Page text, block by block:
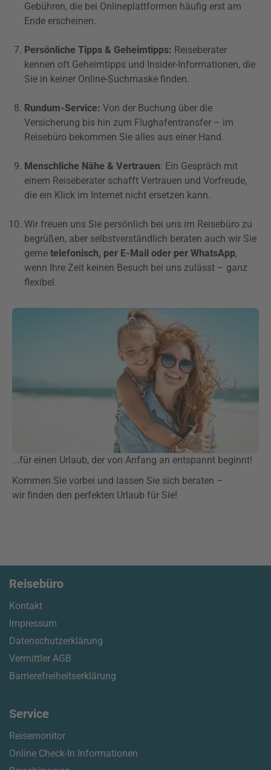
Gebühren, die bei Onlineplattformen häufig erst am
Ende erscheinen.
Persönliche Tipps & Geheimtipps: Reiseberater
kennen oft Geheimtipps und Insider-Informationen, die
Sie in keiner Online-Suchmaske finden.
Rundum-Service: Von der Buchung über die
Versicherung bis hin zum Flughafentransfer – im
Reisebüro bekommen Sie alles aus einer Hand.
Menschliche Nähe & Vertrauen: Ein Gespräch mit
einem Reiseberater schafft Vertrauen und Vorfreude,
die ein Klick im Internet nicht ersetzen kann.
Wir freuen uns Sie persönlich bei uns im Reisebüro zu
begrüßen, aber selbstverständlich beraten auch wir Sie
gerne telefonisch, per E-Mail oder per WhatsApp,
wenn Ihre Zeit keinen Besuch bei uns zulässt – ganz
flexibel.
...für einen Urlaub, der von Anfang an entspannt beginnt!
Kommen Sie vorbei und lassen Sie sich beraten –
wir finden den perfekten Urlaub für Sie!
Reisebüro
Kontakt
Impressum
Datenschutzerklärung
Vermittler AGB
Barrierefreiheitserklärung
Service
Reisemonitor
Online Check-In Informationen